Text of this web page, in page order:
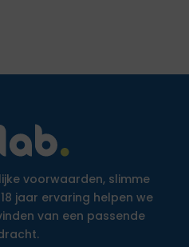
voorwaarden, slimme
jaar ervaring helpen we
van een passende